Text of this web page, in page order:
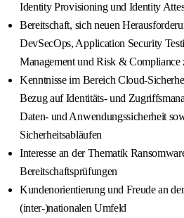
Identity Provisioning und Identity
Bereitschaft, sich neuen
DevSecOps, Application Security
Management und Risk & Compliance
Kenntnisse im Bereich
Bezug auf Identitäts‑ und
Daten‑ und Anwendungssicherheit
Sicherheitsabläufen
Interesse an der Thematik
Bereitschaftsprüfungen
Kundenorientierung und Freude an
(inter‑)nationalen Umfeld